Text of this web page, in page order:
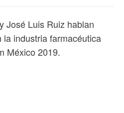
José Luis Ruiz hablan
industria farmacéutica
México 2019.